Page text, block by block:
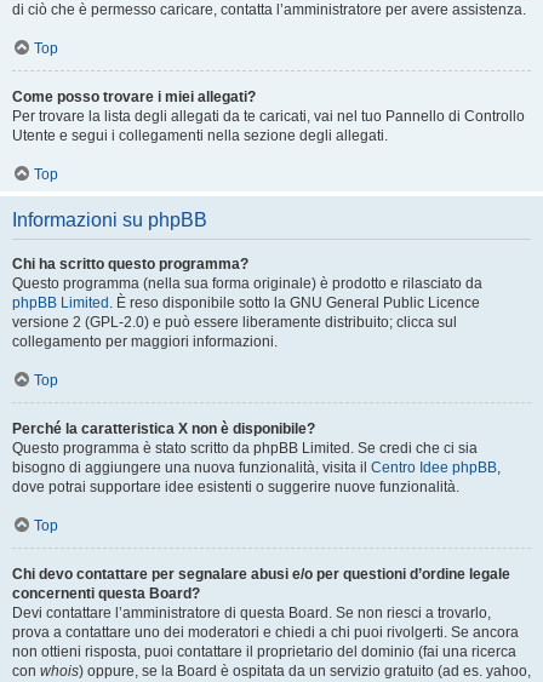
di ciò che è permesso caricare, contatta l’amministratore per avere assistenza.
Top
Come posso trovare i miei allegati?
Per trovare la lista degli allegati da te caricati, vai nel tuo Pannello di Controllo
Utente e segui i collegamenti nella sezione degli allegati.
Top
Informazioni su phpBB
Chi ha scritto questo programma?
Questo programma (nella sua forma originale) è prodotto e rilasciato da
phpBB Limited . È reso disponibile sotto la GNU General Public Licence
versione 2 (GPL-2.0) e può essere liberamente distribuito; clicca sul
collegamento per maggiori informazioni.
Top
Perché la caratteristica X non è disponibile?
Questo programma è stato scritto da phpBB Limited. Se credi che ci sia
bisogno di aggiungere una nuova funzionalità, visita il Centro Idee phpBB,
dove potrai supportare idee esistenti o suggerire nuove funzionalità.
Top
Chi devo contattare per segnalare abusi e/o per questioni d’ordine legale
concernenti questa Board?
Devi contattare l’amministratore di questa Board. Se non riesci a trovarlo,
prova a contattare uno dei moderatori e chiedi a chi puoi rivolgerti. Se ancora
non ottieni risposta, puoi contattare il proprietario del dominio (fai una ricerca
con whois) oppure, se la Board è ospitata da un servizio gratuito (ad es. yahoo,